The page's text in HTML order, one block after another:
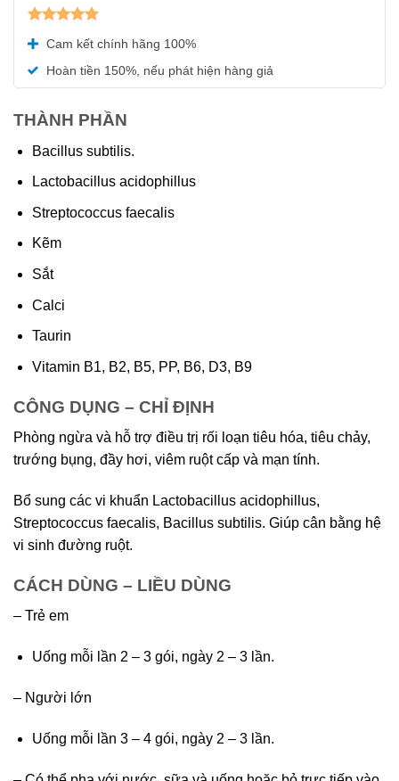
hạng5.00
5 sao
Cam kết chính hãng 100%
Hoàn tiền 150%, nếu phát hiện hàng giả
THÀNH PHẦN
Bacillus subtilis.
Lactobacillus acidophillus
Streptococcus faecalis
Kẽm
Sắt
Calci
Taurin
Vitamin B1, B2, B5, PP, B6, D3, B9
CÔNG DỤNG – CHỈ ĐỊNH
Phòng ngừa và hỗ trợ điều trị rối loạn tiêu hóa, tiêu chảy,
trướng bụng, đầy hơi, viêm ruột cấp và mạn tính.
Bổ sung các vi khuẩn Lactobacillus acidophillus,
Streptococcus faecalis, Bacillus subtilis. Giúp cân bằng hệ
vi sinh đường ruột.
CÁCH DÙNG – LIỀU DÙNG
– Trẻ em
Uống mỗi lần 2 – 3 gói, ngày 2 – 3 lần.
– Người lớn
Uống mỗi lần 3 – 4 gói, ngày 2 – 3 lần.